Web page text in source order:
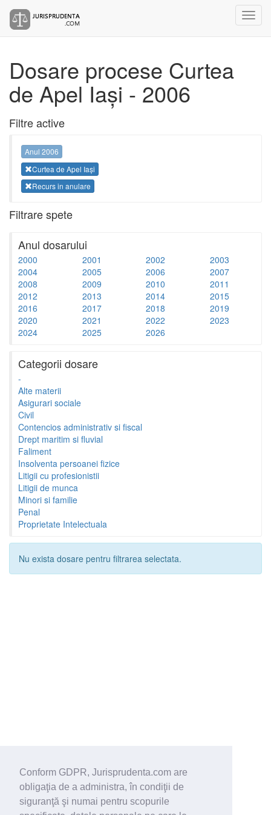
Conform GDPR, Jurisprudenta.com are
obligaţia de a administra, în condiţii de
siguranţă şi numai pentru scopurile
Dosare procese Curtea
de Apel Iași - 2006
Filtre active
Anul 2006
Curtea de Apel Iași
Recurs in anulare
Filtrare spete
Anul dosarului
2000 2001 2002
2003
2004
2005 2006
2007
2008
2009 2010
2011
2012
2013 2014
2015
2016
2017 2018
2019
2020
2021 2022
2023
2024
2025 2026
Categorii dosare
-
Alte materii
Asigurari sociale
Civil
Contencios administrativ si fiscal
Drept maritim si fluvial
Faliment
Insolventa persoanei fizice
Litigii cu profesionistii
Litigii de munca
Minori si familie
Penal
Proprietate Intelectuala
Nu exista dosare pentru filtrarea selectata.